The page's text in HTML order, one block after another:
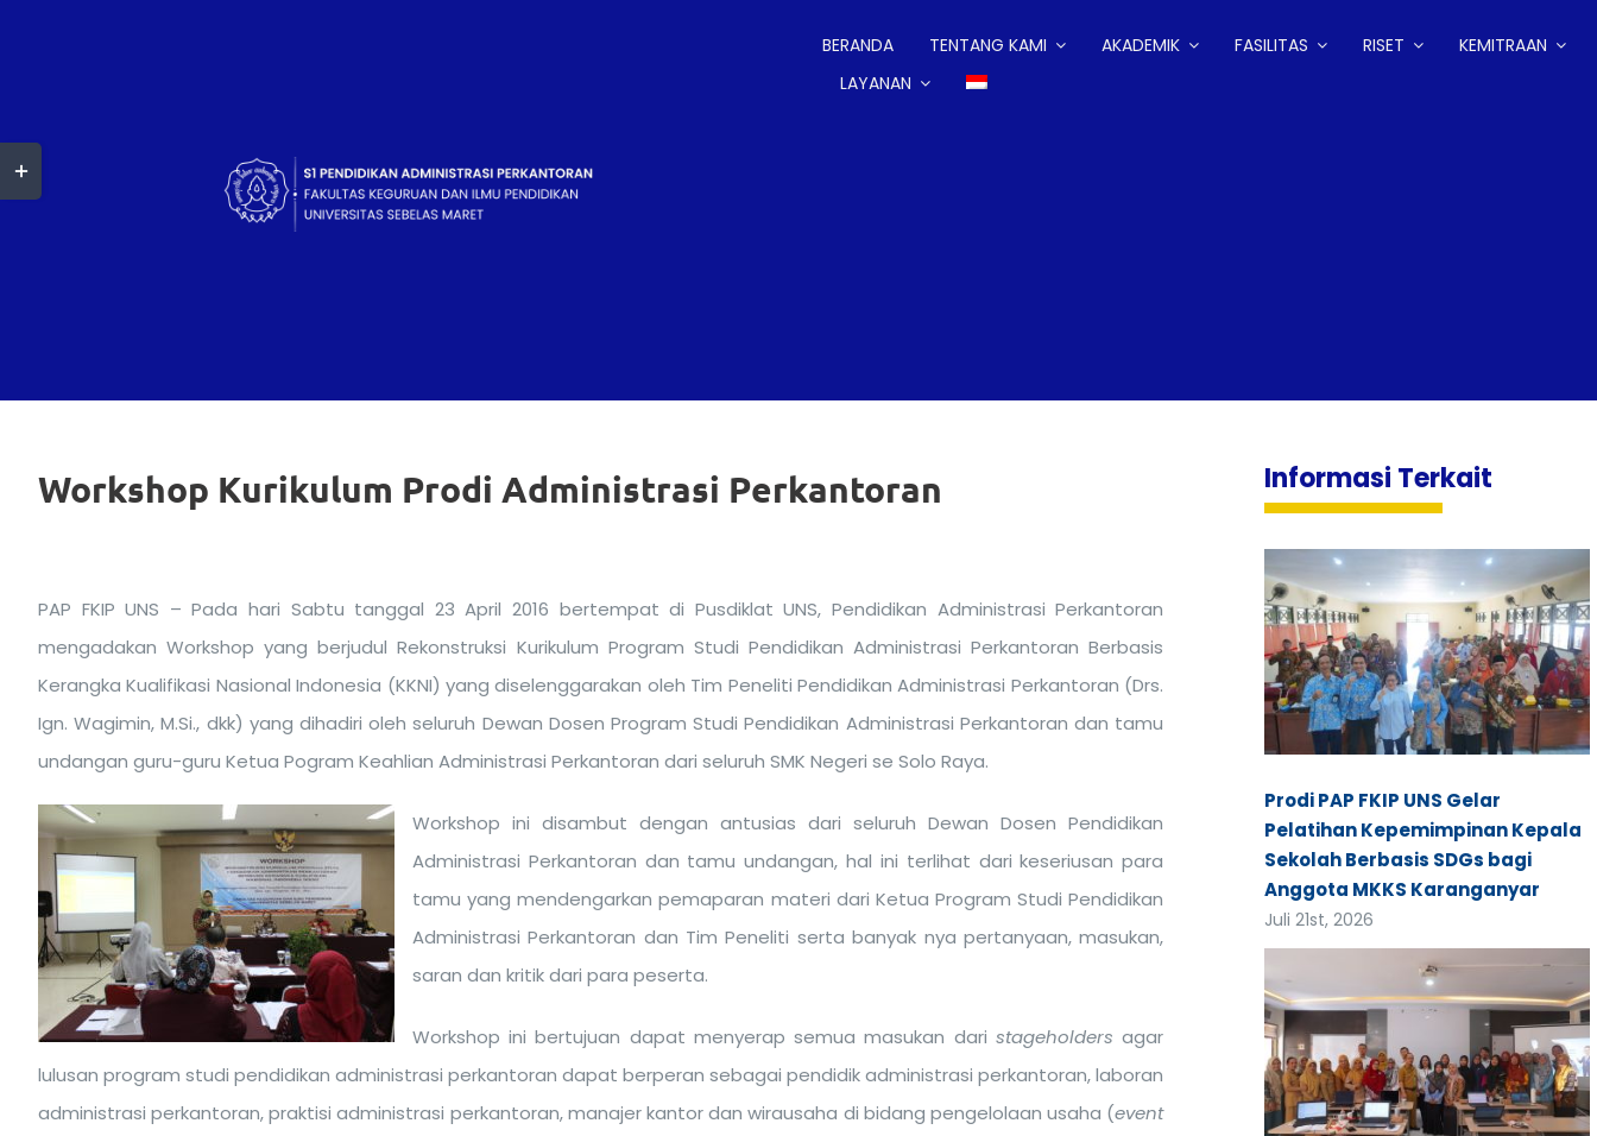
BERANDA TENTANG KAMI AKADEMIK FASILITAS RISET
KEMITRAAN
LAYANAN
Workshop Kurikulum Prodi Administrasi Perkantoran
PAP FKIP UNS – Pada hari Sabtu tanggal 23 April 2016 bertempat di Pusdiklat UNS, Pendidikan Administrasi Perkantoran
mengadakan Workshop yang berjudul Rekonstruksi Kurikulum Program Studi Pendidikan Administrasi Perkantoran Berbasis
Kerangka Kualifikasi Nasional Indonesia (KKNI) yang diselenggarakan oleh Tim Peneliti Pendidikan Administrasi Perkantoran (Drs.
Ign. Wagimin, M.Si., dkk) yang dihadiri oleh seluruh Dewan Dosen Program Studi Pendidikan Administrasi Perkantoran dan tamu
undangan guru-guru Ketua Pogram Keahlian Administrasi Perkantoran dari seluruh SMK Negeri se Solo Raya.
Workshop ini disambut dengan antusias dari seluruh Dewan Dosen Pendidikan
Administrasi Perkantoran dan tamu undangan, hal ini terlihat dari keseriusan para
tamu yang mendengarkan pemaparan materi dari Ketua Program Studi Pendidikan
Administrasi Perkantoran dan Tim Peneliti serta banyak nya pertanyaan, masukan,
saran dan kritik dari para peserta.
Workshop ini bertujuan dapat menyerap semua masukan dari stageholders agar
lulusan program studi pendidikan administrasi perkantoran dapat berperan sebagai pendidik administrasi perkantoran, laboran
administrasi perkantoran, praktisi administrasi perkantoran, manajer kantor dan wirausaha di bidang pengelolaan usaha (event
Informasi Terkait
Prodi PAP FKIP UNS Gelar
Pelatihan Kepemimpinan Kepala
Sekolah Berbasis SDGs bagi
Anggota MKKS Karanganyar
Juli 21st, 2026
Toggle
Sliding